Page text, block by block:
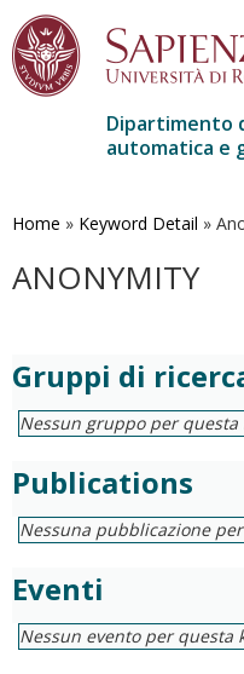
contenuto
Dipartimento
automatica e
Home » Keyword Detail »
ANONYMITY
Gruppi di
Nessun gruppo per questa
Publications
Nessuna pubblicazione
Eventi
Nessun evento per questa